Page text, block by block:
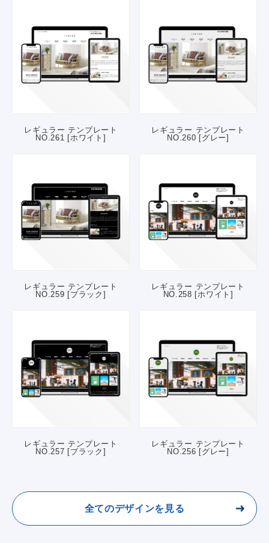
レギュラー テンプレート
NO.261 [ホワイト]
レギュラー テンプレート
NO.260 [グレー]
レギュラー テンプレート
NO.259 [ブラック]
レギュラー テンプレート
NO.258 [ホワイト]
レギュラー テンプレート
NO.257 [ブラック]
レギュラー テンプレート
NO.256 [グレー]
全てのデザインを見る